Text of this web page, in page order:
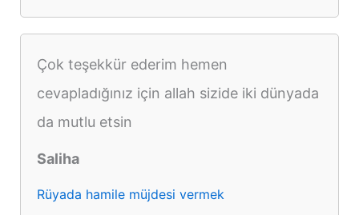
Çok teşekkür ederim hemen
cevapladığınız için allah sizide iki dünyada
da mutlu etsin
Saliha
Rüyada hamile müjdesi vermek